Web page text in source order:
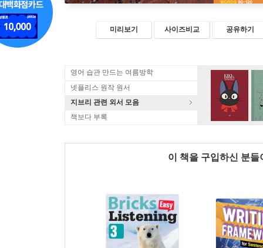
미리보기 사이즈비교 공유하기
영어 습관 만드는 여름방학
넷플리스 원작 원서
지브리 관련 외서 모음
책보다 부록
이 책을 구입하신 분